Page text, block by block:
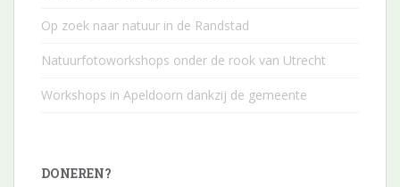
Op zoek naar natuur in de Randstad
Natuurfotoworkshops onder de rook van Utrecht
Workshops in Apeldoorn dankzij de gemeente
DONEREN?